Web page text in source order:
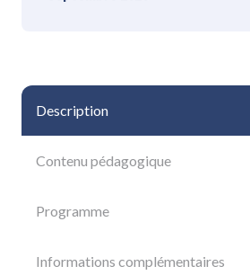
Description
Contenu pédagogique
Programme
Informations complémentaires